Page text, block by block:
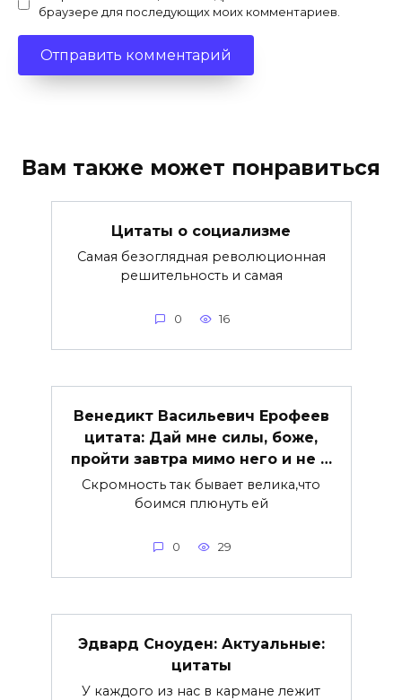
браузере для последующих моих комментариев.
Вам также может понравиться
Цитаты о социализме
Самая безоглядная революционная
решительность и самая
0 16
Венедикт Васильевич Ерофеев
цитата: Дай мне силы, боже,
пройти завтра мимо него и не …
Скромность так бывает велика,что
боимся плюнуть ей
0 29
Эдвард Сноуден: Актуальные:
цитаты
У каждого из нас в кармане лежит